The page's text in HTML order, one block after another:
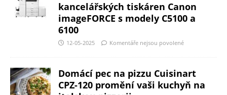
kancelářských tiskáren Canon
imageFORCE s modely C5100 a
6100
12-05-2025 Komentáře nejsou povolené
Domácí pec na pizzu Cuisinart
CPZ-120 promění vaši kuchyň na